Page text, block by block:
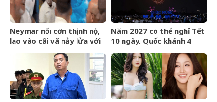
Neymar nổi cơn thịnh nộ,
lao vào cãi vã nảy lửa với
Năm 2027 có thể nghỉ Tết
10 ngày, Quốc khánh 4